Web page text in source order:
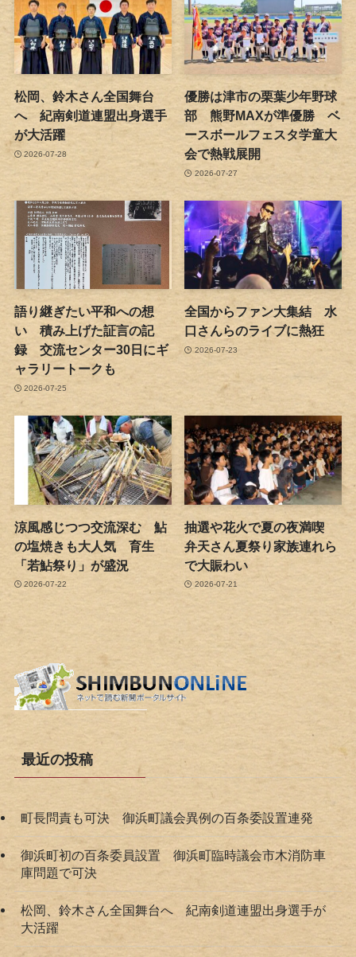
松岡、鈴木さん全国舞台
へ 紀南剣道連盟出身選手
が大活躍
2026-07-28
優勝は津市の栗葉少年野球
部 熊野MAXが準優勝 ベ
ースボールフェスタ学童大
会で熱戦展開
2026-07-27
語り継ぎたい平和への想
い 積み上げた証言の記
録 交流センター30日にギ
ャラリートークも
2026-07-25
全国からファン大集結 水
口さんらのライブに熱狂
2026-07-23
涼風感じつつ交流深む 鮎
の塩焼きも大人気 育生
「若鮎祭り」が盛況
2026-07-22
抽選や花火で夏の夜満喫
弁天さん夏祭り家族連れら
で大賑わい
2026-07-21
最近の投稿
町長問責も可決 御浜町議会異例の百条委設置連発
御浜町初の百条委員設置 御浜町臨時議会市木消防車
庫問題で可決
松岡、鈴木さん全国舞台へ 紀南剣道連盟出身選手が
大活躍